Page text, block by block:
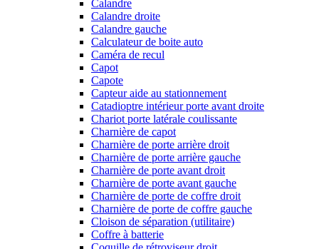
Calandre
Calandre droite
Calandre gauche
Calculateur de boite auto
Caméra de recul
Capot
Capote
Capteur aide au stationnement
Catadioptre intérieur porte avant droite
Chariot porte latérale coulissante
Charnière de capot
Charnière de porte arrière droit
Charnière de porte arrière gauche
Charnière de porte avant droit
Charnière de porte avant gauche
Charnière de porte de coffre droit
Charnière de porte de coffre gauche
Cloison de séparation (utilitaire)
Coffre à batterie